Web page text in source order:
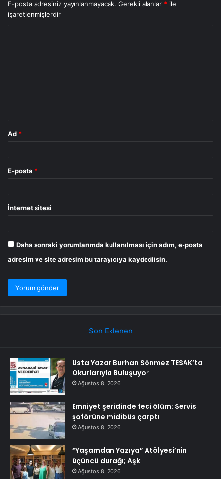
E-posta adresiniz yayınlanmayacak. Gerekli alanlar * ile
işaretlenmişlerdir
Ad *
E-posta *
İnternet sitesi
Daha sonraki yorumlarımda kullanılması için adım, e-posta
adresim ve site adresim bu tarayıcıya kaydedilsin.
Son Eklenen
Usta Yazar Burhan Sönmez TESAK’ta
Okurlarıyla Buluşuyor
Ağustos 8, 2026
Emniyet şeridinde feci ölüm: Servis
şoförüne midibüs çarptı
Ağustos 8, 2026
“Yaşamdan Yazıya” Atölyesi’nin
üçüncü durağı; Aşk
Ağustos 8, 2026